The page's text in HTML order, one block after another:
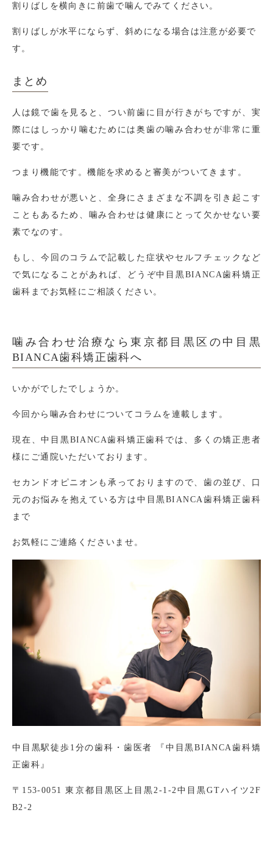
割りばしを横向きに前歯で噛んでみてください。
割りばしが水平にならず、斜めになる場合は注意が必要で
す。
まとめ
人は鏡で歯を見ると、つい前歯に目が行きがちですが、実
際にはしっかり噛むためには奥歯の噛み合わせが非常に重
要です。
つまり機能です。機能を求めると審美がついてきます。
噛み合わせが悪いと、全身にさまざまな不調を引き起こす
こともあるため、噛み合わせは健康にとって欠かせない要
素でなのす。
もし、今回のコラムで記載した症状やセルフチェックなど
で気になることがあれば、どうぞ中目黒BIANCA歯科矯正
歯科までお気軽にご相談ください。
噛み合わせ治療なら東京都目黒区の中目黒
BIANCA歯科矯正歯科へ
いかがでしたでしょうか。
今回から噛み合わせについてコラムを連載します。
現在、中目黒BIANCA歯科矯正歯科では、多くの矯正患者
様にご通院いただいております。
セカンドオピニオンも承っておりますので、歯の並び、口
元のお悩みを抱えている方は中目黒BIANCA歯科矯正歯科
まで
お気軽にご連絡くださいませ。
中目黒駅徒歩1分の歯科・歯医者 『中目黒BIANCA歯科矯
正歯科』
〒153-0051 東京都目黒区上目黒2-1-2中目黒GTハイツ2F
B2-2